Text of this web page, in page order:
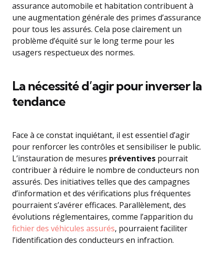
assurance automobile et habitation contribuent à
une augmentation générale des primes d’assurance
pour tous les assurés. Cela pose clairement un
problème d’équité sur le long terme pour les
usagers respectueux des normes.
La nécessité d’agir pour inverser la
tendance
Face à ce constat inquiétant, il est essentiel d’agir
pour renforcer les contrôles et sensibiliser le public.
L’instauration de mesures préventives pourrait
contribuer à réduire le nombre de conducteurs non
assurés. Des initiatives telles que des campagnes
d’information et des vérifications plus fréquentes
pourraient s’avérer efficaces. Parallèlement, des
évolutions réglementaires, comme l’apparition du
fichier des véhicules assurés, pourraient faciliter
l’identification des conducteurs en infraction.